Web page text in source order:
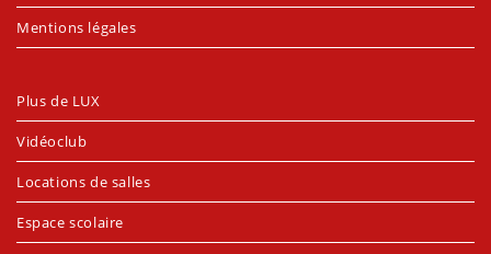
Mentions légales
Plus de LUX
Vidéoclub
Locations de salles
Espace scolaire